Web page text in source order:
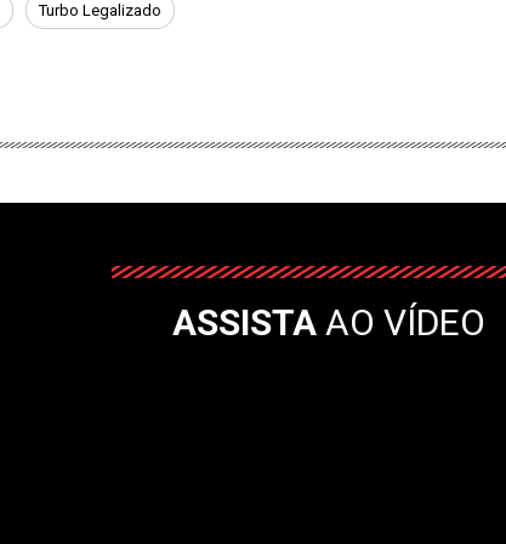
Turbo Legalizado
ASSISTA AO VÍDEO